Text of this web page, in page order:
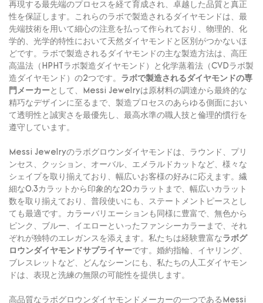
再現する最先端のプロセスを経て育成され、卓越した品質と真正
性を保証します。これらのラボで製造されるダイヤモンドは、最
先端技術を用いて細心の注意を払って作られており、物理的、化
学的、光学的特性において天然ダイヤモンドと区別がつかないほ
どです。ラボで製造されるダイヤモンドの主な製造方法は、高圧
高温法（HPHTラボ製造ダイヤモンド）と化学蒸着法（CVDラボ製
造ダイヤモンド）の2つです。 ラボで製造されるダイヤモンドの専
門メーカーとして、Messi Jewelryは原材料の調達から最終的な
精巧なデザインに至るまで、製造プロセスのあらゆる側面におい
て透明性と誠実さを最優先し、最高水準の職人技と倫理的慣行を
遵守しています。
Messi Jewelryのラボグロウンダイヤモンドは、ラウンド、プリ
ンセス、クッション、オーバル、エメラルドカットなど、様々な
シェイプを取り揃えており、幅広いお客様の好みに応えます。繊
細な0.3カラットから印象的な20カラットまで、幅広いカラット
数を取り揃えており、普段使いにも、ステートメントピースとし
ても最適です。カラーバリエーションも同様に豊富で、無色から
ピンク、ブルー、イエローといったファンシーカラーまで、それ
ぞれが独特のエレガンスを添えます。私たちは経験豊富なラボグ
ロウンダイヤモンドサプライヤーです。婚約指輪、イヤリング、
ブレスレットなど、どんなシーンにも、私たちの人工ダイヤモン
ドは、表現と洗練の無限の可能性を提供します。
高品質なラボグロウンダイヤモンドメーカーの一つであるMessi